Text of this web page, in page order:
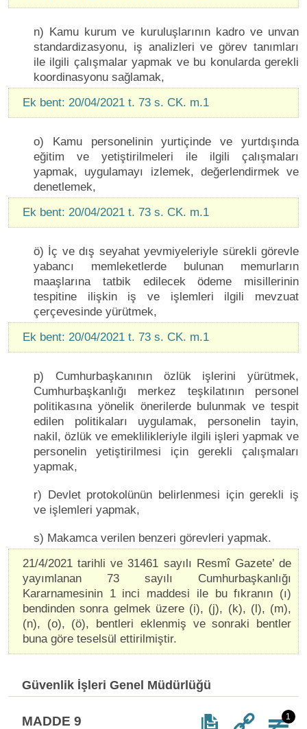
n) Kamu kurum ve kuruluşlarının kadro ve unvan
standardizasyonu, iş analizleri ve görev tanımları
ile ilgili çalışmalar yapmak ve bu konularda gerekli
koordinasyonu sağlamak,
Ek bent: 20/04/2021 t. 73 s. CK. m.1
o) Kamu personelinin yurtiçinde ve yurtdışında
eğitim ve yetiştirilmeleri ile ilgili çalışmaları
yapmak, uygulamayı izlemek, değerlendirmek ve
denetlemek,
Ek bent: 20/04/2021 t. 73 s. CK. m.1
ö) İç ve dış seyahat yevmiyeleriyle sürekli görevle
yabancı memleketlerde bulunan memurların
maaşlarına tatbik edilecek ödeme misillerinin
tespitine ilişkin iş ve işlemleri ilgili mevzuat
çerçevesinde yürütmek,
Ek bent: 20/04/2021 t. 73 s. CK. m.1
p) Cumhurbaşkanının özlük işlerini yürütmek,
Cumhurbaşkanlığı merkez teşkilatının personel
politikasına yönelik önerilerde bulunmak ve tespit
edilen politikaları uygulamak, personelin tayin,
nakil, özlük ve emeklilikleriyle ilgili işleri yapmak ve
personelin yetiştirilmesi için gerekli çalışmaları
yapmak,
r) Devlet protokolünün belirlenmesi için gerekli iş
ve işlemleri yapmak,
s) Makamca verilen benzeri görevleri yapmak.
21/4/2021 tarihli ve 31461 sayılı Resmî Gazete’ de
yayımlanan 73 sayılı Cumhurbaşkanlığı
Kararnamesinin 1 inci maddesi ile bu fıkranın (ı)
bendinden sonra gelmek üzere (i), (j), (k), (l), (m),
(n), (o), (ö), bentleri eklenmiş ve sonraki bentler
buna göre teselsül ettirilmiştir.
Güvenlik İşleri Genel Müdürlüğü
MADDE 9 1